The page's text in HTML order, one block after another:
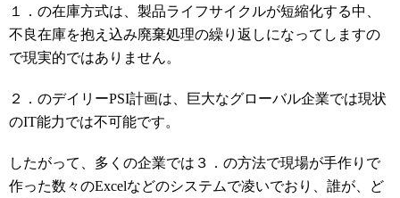
１．の在庫方式は、製品ライフサイクルが短縮化する中、
不良在庫を抱え込み廃棄処理の繰り返しになってしますの
で現実的ではありません。
２．のデイリーPSI計画は、巨大なグローバル企業では現状
のIT能力では不可能です。
したがって、多くの企業では３．の方法で現場が手作りで
作った数々のExcelなどのシステムで凌いでおり、誰が、ど